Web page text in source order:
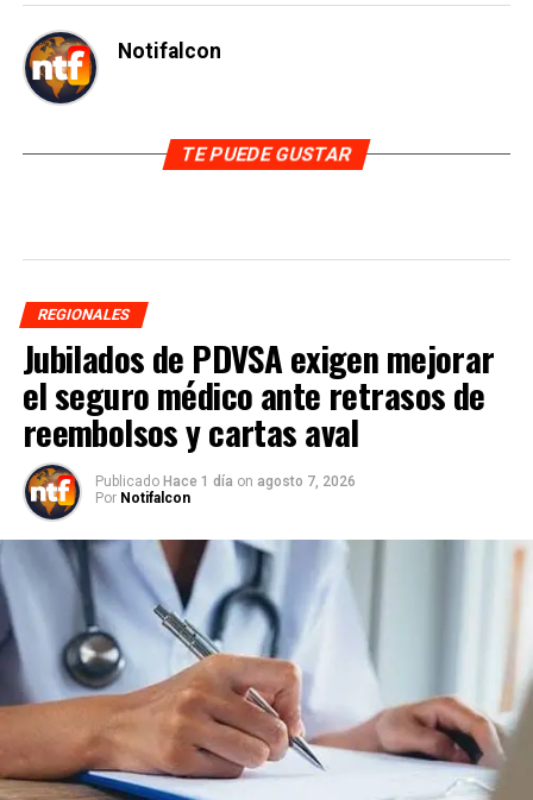
Notifalcon
TE PUEDE GUSTAR
REGIONALES
Jubilados de PDVSA exigen mejorar
el seguro médico ante retrasos de
reembolsos y cartas aval
Publicado Hace 1 día on agosto 7, 2026
Por Notifalcon